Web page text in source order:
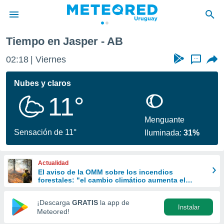
de
ha
calidad.
a este
las
y
forma
digital
basada
Tiempo en Jasper - AB
02:18 Viernes ...
Nubes y claros
11°
Sensación de 11°
Menguante
Iluminada:31%
Actualidad
El aviso de la OMM sobre los incendios
forestales: "el cambio climático aumenta el
¡Descarga GRATIS la app de
Meteored!
Instalar